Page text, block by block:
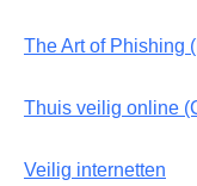
The Art of Phishing
Thuis veilig online
Veilig internetten